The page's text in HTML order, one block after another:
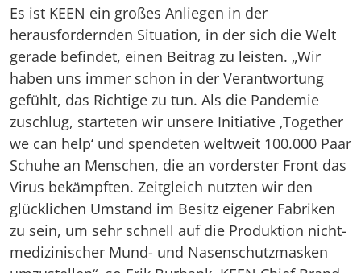
Es ist KEEN ein großes Anliegen in der
herausfordernden Situation, in der sich die Welt
gerade befindet, einen Beitrag zu leisten. „Wir
haben uns immer schon in der Verantwortung
gefühlt, das Richtige zu tun. Als die Pandemie
zuschlug, starteten wir unsere Initiative ‚Together
we can help‘ und spendeten weltweit 100.000 Paar
Schuhe an Menschen, die an vorderster Front das
Virus bekämpften. Zeitgleich nutzten wir den
glücklichen Umstand im Besitz eigener Fabriken
zu sein, um sehr schnell auf die Produktion nicht-
medizinischer Mund- und Nasenschutzmasken